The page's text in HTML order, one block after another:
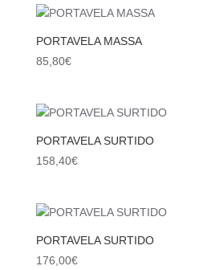
PORTAVELA MASSA
85,80€
PORTAVELA SURTIDO
158,40€
PORTAVELA SURTIDO
176,00€